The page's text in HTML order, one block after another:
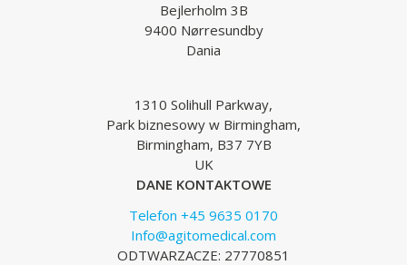
Bejlerholm 3B
9400 Nørresundby
Dania
1310 Solihull Parkway,
Park biznesowy w Birmingham,
Birmingham, B37 7YB
UK
DANE KONTAKTOWE
Telefon +45 9635 0170
Info@agitomedical.com
ODTWARZACZE: 27770851